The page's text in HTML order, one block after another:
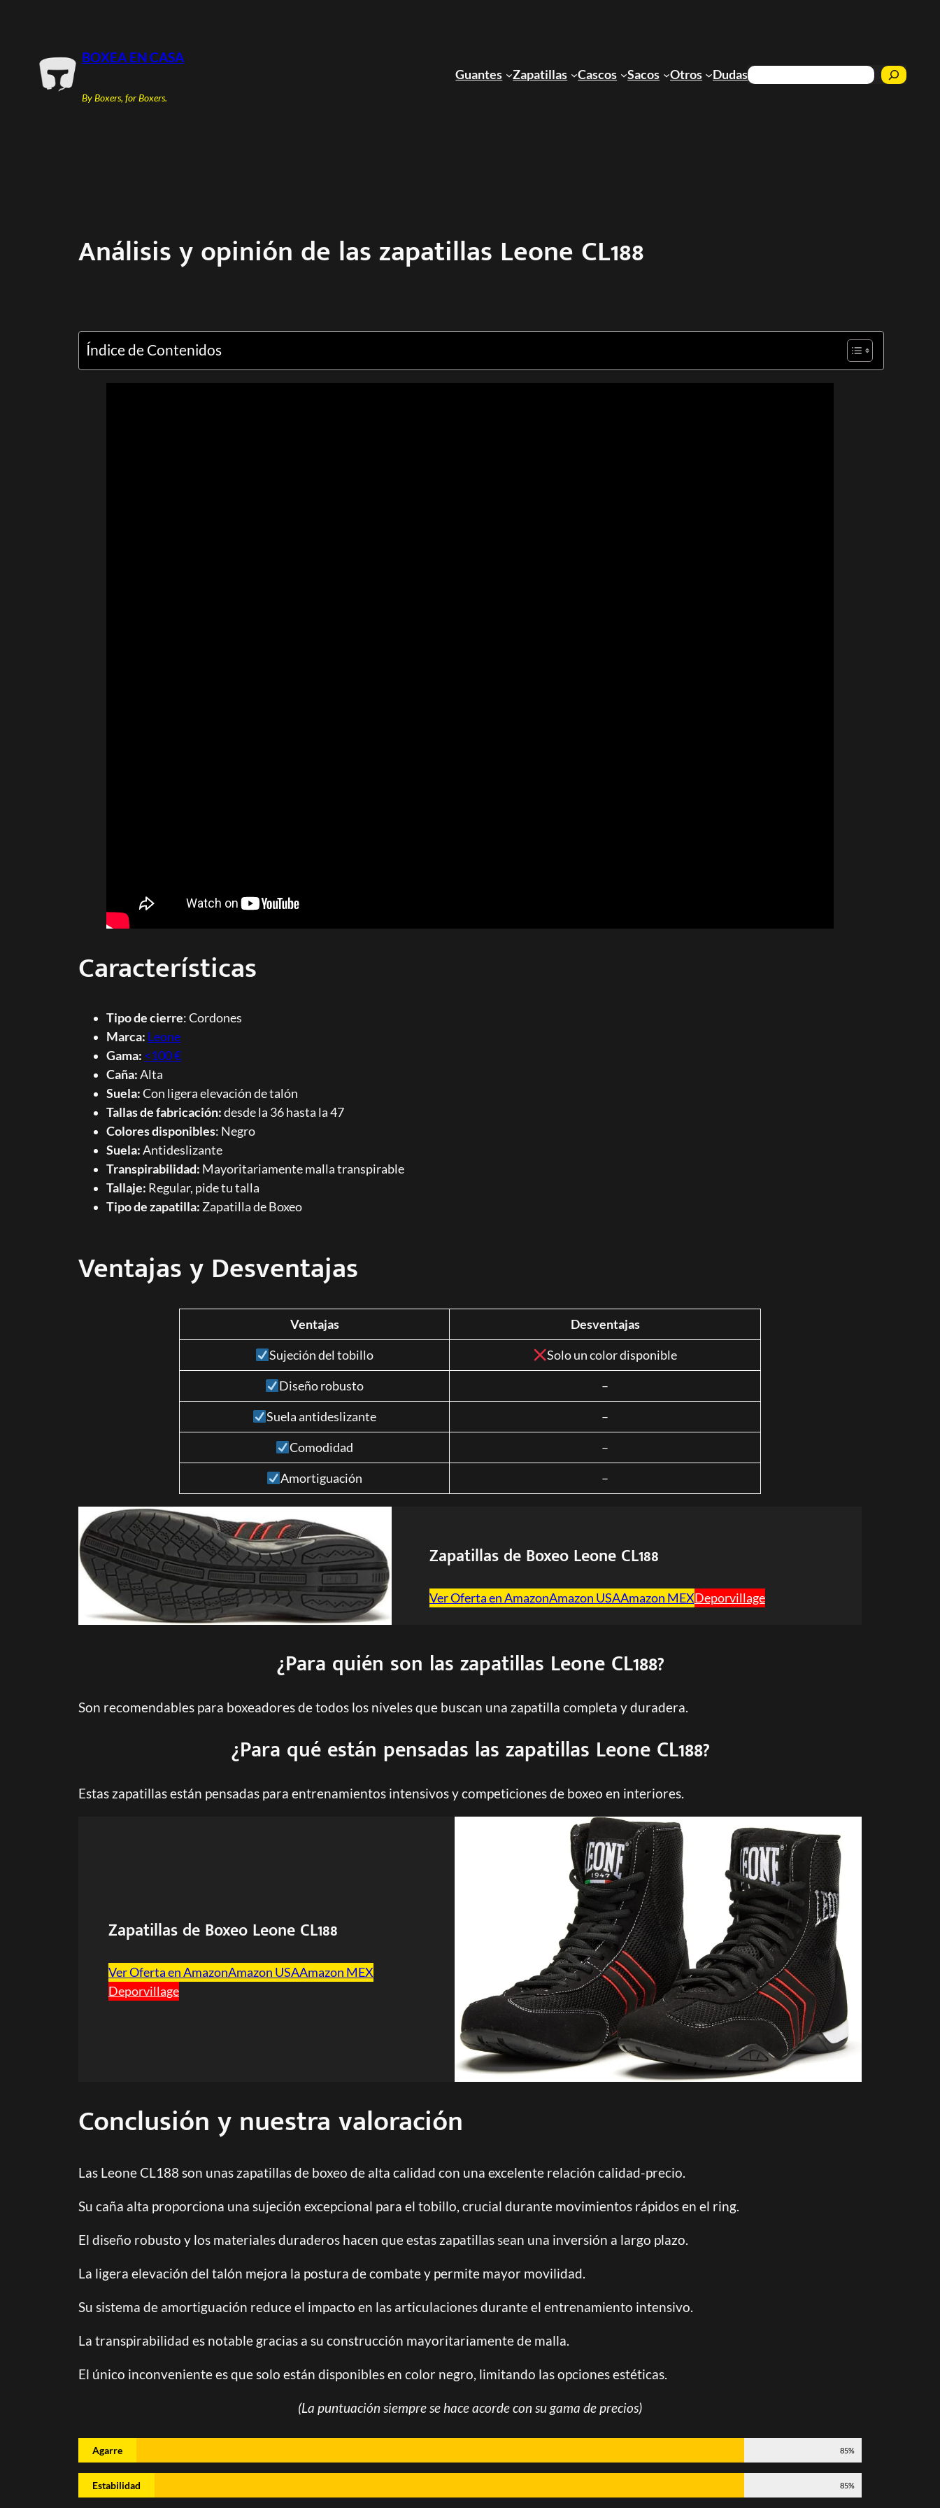
BOXEA EN CASA
By Boxers, for Boxers.
Guantes Zapatillas Cascos Sacos Otros DudasBuscar
Análisis y opinión de las zapatillas Leone CL188
Índice de Contenidos
Características
Tipo de cierre: Cordones
Marca: Leone
Gama: <100 €
Caña:Alta
Suela:Con ligera elevación de talón
Tallas de fabricación:desde la 36 hasta la 47
Colores disponibles: Negro
Suela:Antideslizante
Transpirabilidad: Mayoritariamente malla transpirable
Tallaje: Regular, pide tu talla
Tipo de zapatilla:Zapatilla de Boxeo
Ventajas y Desventajas
Ventajas Desventajas
Sujeción del tobillo Solo un color disponible
Diseño robusto –
Suela antideslizante –
Comodidad –
Amortiguación –
Zapatillas de Boxeo Leone CL188
Ver Oferta en AmazonAmazon USAAmazon MEXDeporvillage
¿Para quién son las zapatillas Leone CL188?
Son recomendables para boxeadores de todos los niveles que buscan una zapatilla completa y duradera.
¿Para qué están pensadas las zapatillas Leone CL188?
Estas zapatillas están pensadas para entrenamientos intensivos y competiciones de boxeo en interiores.
Zapatillas de Boxeo Leone CL188
Ver Oferta en AmazonAmazon USAAmazon MEX
Deporvillage
Conclusión y nuestra valoración
Las Leone CL188 son unas zapatillas de boxeo de alta calidad con una excelente relación calidad-precio.
Su caña alta proporciona una sujeción excepcional para el tobillo, crucial durante movimientos rápidos en el ring.
El diseño robusto y los materiales duraderos hacen que estas zapatillas sean una inversión a largo plazo.
La ligera elevación del talón mejora la postura de combate y permite mayor movilidad.
Su sistema de amortiguación reduce el impacto en las articulaciones durante el entrenamiento intensivo.
La transpirabilidad es notable gracias a su construcción mayoritariamente de malla.
El único inconveniente es que solo están disponibles en color negro, limitando las opciones estéticas.
(La puntuación siempre se hace acorde con su gama de precios)
Agarre 85%
Estabilidad 85%